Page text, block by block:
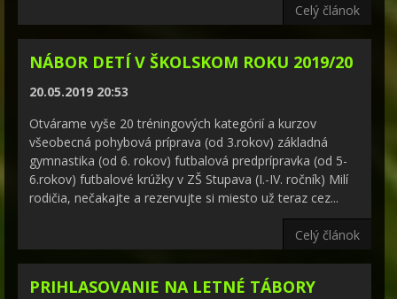
Celý článok
NÁBOR DETÍ V ŠKOLSKOM ROKU 2019/20
20.05.2019 20:53
Otvárame vyše 20 tréningových kategórií a kurzov
všeobecná pohybová príprava (od 3.rokov) základná
gymnastika (od 6. rokov) futbalová predprípravka (od 5-
6.rokov) futbalové krúžky v ZŠ Stupava (I.-IV. ročník) Milí
rodičia, nečakajte a rezervujte si miesto už teraz cez...
Celý článok
PRIHLASOVANIE NA LETNÉ TÁBORY